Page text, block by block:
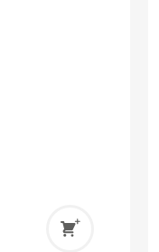
Pridať